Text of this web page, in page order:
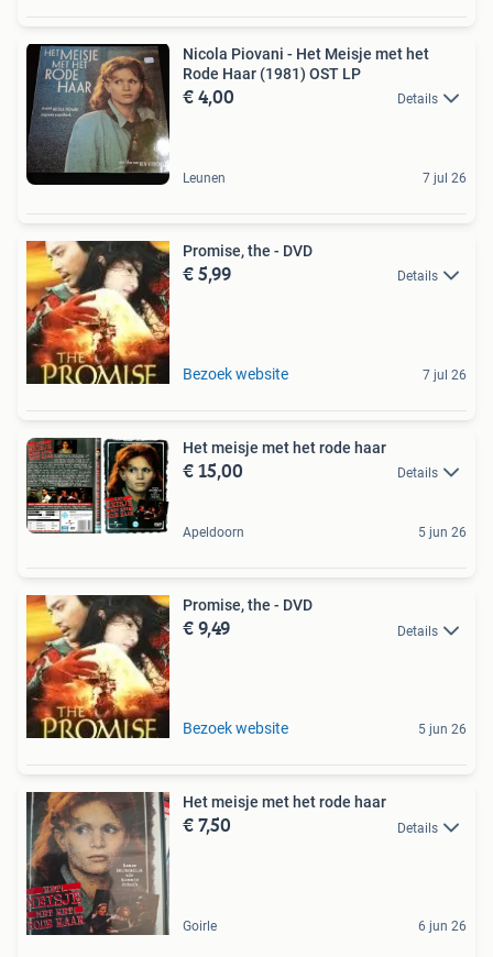
Nicola Piovani - Het Meisje met het
Rode Haar (1981) OST LP
€ 4,00 Details
Leunen 7 jul 26
Promise, the - DVD
€ 5,99 Details
Bezoek website 7 jul 26
Het meisje met het rode haar
€ 15,00 Details
Apeldoorn 5 jun 26
Promise, the - DVD
€ 9,49 Details
Bezoek website 5 jun 26
Het meisje met het rode haar
€ 7,50 Details
Goirle 6 jun 26